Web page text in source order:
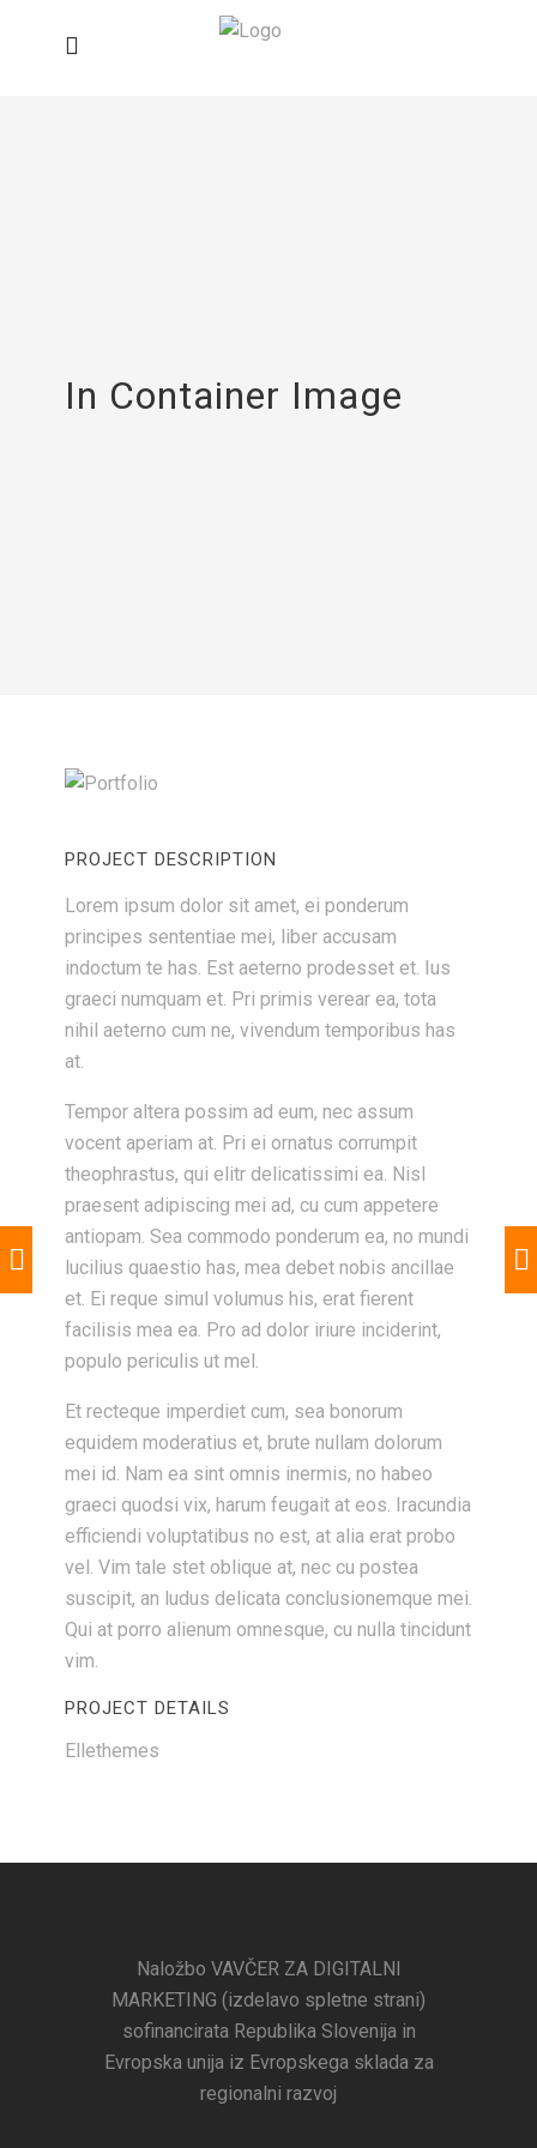
In Container Image
PROJECT DESCRIPTION
Lorem ipsum dolor sit amet, ei ponderum
principes sententiae mei, liber accusam
indoctum te has. Est aeterno prodesset et. Ius
graeci numquam et. Pri primis verear ea, tota
nihil aeterno cum ne, vivendum temporibus has
at.
Tempor altera possim ad eum, nec assum
vocent aperiam at. Pri ei ornatus corrumpit
theophrastus, qui elitr delicatissimi ea. Nisl
praesent adipiscing mei ad, cu cum appetere
antiopam. Sea commodo ponderum ea, no mundi
lucilius quaestio has, mea debet nobis ancillae
et. Ei reque simul volumus his, erat fierent
facilisis mea ea. Pro ad dolor iriure inciderint,
populo periculis ut mel.
Et recteque imperdiet cum, sea bonorum
equidem moderatius et, brute nullam dolorum
mei id. Nam ea sint omnis inermis, no habeo
graeci quodsi vix, harum feugait at eos. Iracundia
efficiendi voluptatibus no est, at alia erat probo
vel. Vim tale stet oblique at, nec cu postea
suscipit, an ludus delicata conclusionemque mei.
Qui at porro alienum omnesque, cu nulla tincidunt
vim.
PROJECT DETAILS
Ellethemes
Naložbo VAVČER ZA DIGITALNI
MARKETING (izdelavo spletne strani)
sofinancirata Republika Slovenija in
Evropska unija iz Evropskega sklada za
regionalni razvoj